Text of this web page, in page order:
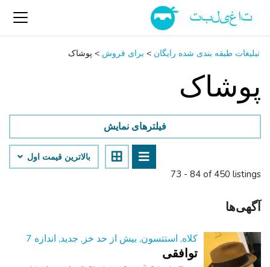
تبلیغات طبقه بندی شده رایگان > برای فروش > پوشاک
پوشاک
73 - 84 of 450 listings
فیلترهای نمایش
بالاترین قیمت اول
آگهی‌ها
کلاه, استتسون, بیش از حد خز, جدید, اندازه 7
توافقی